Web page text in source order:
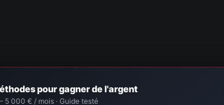
pour gagner de l'argent
5 000 € / mois · Guide testé